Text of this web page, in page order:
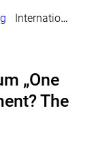
Internationales Symposium „One substance - one assessment? The next 20 years“
„One
The